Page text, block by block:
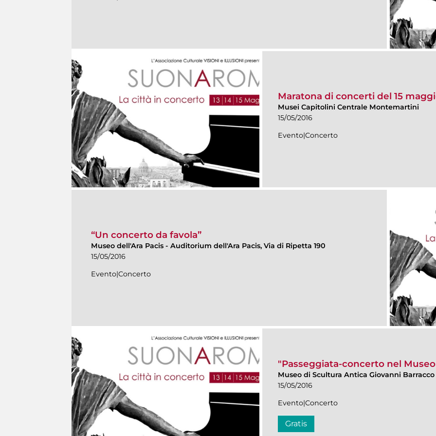
Maratona di concerti del 15
Musei Capitolini Centrale Montemartini
15/05/2016
Evento|Concerto
“Un concerto da favola”
Museo dell'Ara Pacis - Auditorium dell'Ara Pacis, Via di Ripetta 190
15/05/2016
Evento|Concerto
"Passeggiata-concerto nel
Museo di Scultura Antica Giovanni Barracco
15/05/2016
Evento|Concerto
Gratis